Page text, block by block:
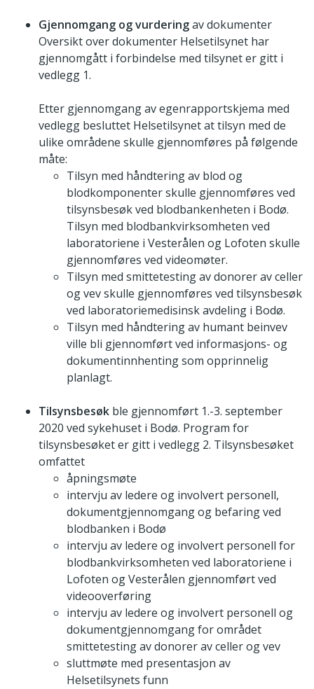
Gjennomgang og vurderingav dokumenter
Oversikt over dokumenter Helsetilsynet har
gjennomgått i forbindelse med tilsynet er gitt i
vedlegg 1.
Etter gjennomgang av egenrapportskjema med
vedlegg besluttet Helsetilsynet at tilsyn med de
ulike områdene skulle gjennomføres på følgende
måte:
Tilsyn med håndtering av blod og
blodkomponenter skulle gjennomføres ved
tilsynsbesøk ved blodbankenheten i Bodø.
Tilsyn med blodbankvirksomheten ved
laboratoriene i Vesterålen og Lofoten skulle
gjennomføres ved videomøter.
Tilsyn med smittetesting av donorer av celler
og vev skulle gjennomføres ved tilsynsbesøk
ved laboratoriemedisinsk avdeling i Bodø.
Tilsyn med håndtering av humant beinvev
ville bli gjennomført ved informasjons- og
dokumentinnhenting som opprinnelig
planlagt.
Tilsynsbesøk ble gjennomført 1.-3. september
2020 ved sykehuset i Bodø. Program for
tilsynsbesøket er gitt i vedlegg 2. Tilsynsbesøket
omfattet
åpningsmøte
intervju av ledere og involvert personell,
dokumentgjennomgang og befaring ved
blodbanken i Bodø
intervju av ledere og involvert personell for
blodbankvirksomheten ved laboratoriene i
Lofoten og Vesterålen gjennomført ved
videooverføring
intervju av ledere og involvert personell og
dokumentgjennomgang for området
smittetesting av donorer av celler og vev
sluttmøte med presentasjon av
Helsetilsynets funn